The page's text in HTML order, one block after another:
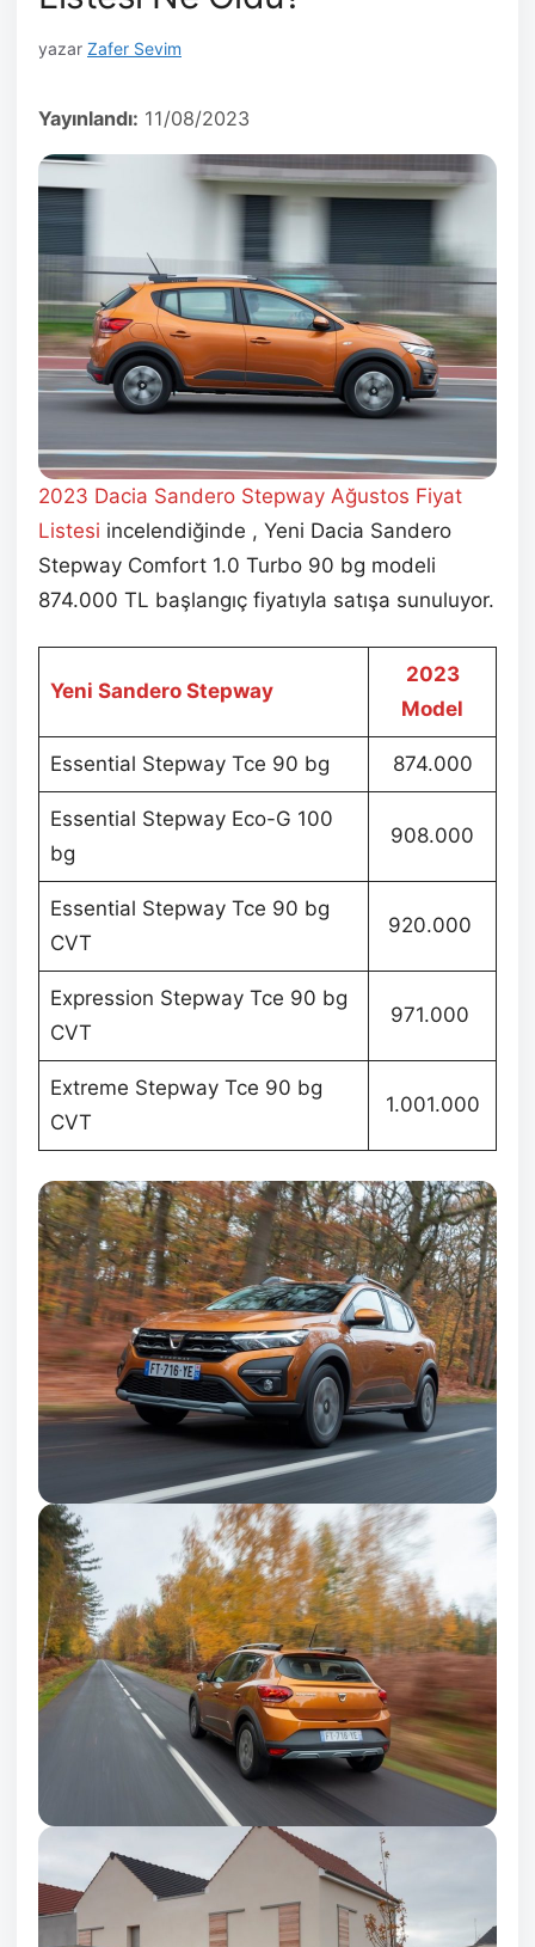
yazar Zafer Sevim
Yayınlandı: 11/08/2023
2023 Dacia Sandero Stepway Ağustos Fiyat
Listesi incelendiğinde , Yeni Dacia Sandero
Stepway Comfort 1.0 Turbo 90 bg modeli
874.000 TL başlangıç fiyatıyla satışa sunuluyor.
Yeni Sandero Stepway
2023
Model
Essential Stepway Tce 90 bg 874.000
Essential Stepway Eco-G 100
bg
908.000
Essential Stepway Tce 90 bg
CVT
920.000
Expression Stepway Tce 90 bg
CVT
971.000
Extreme Stepway Tce 90 bg
CVT
1.001.000